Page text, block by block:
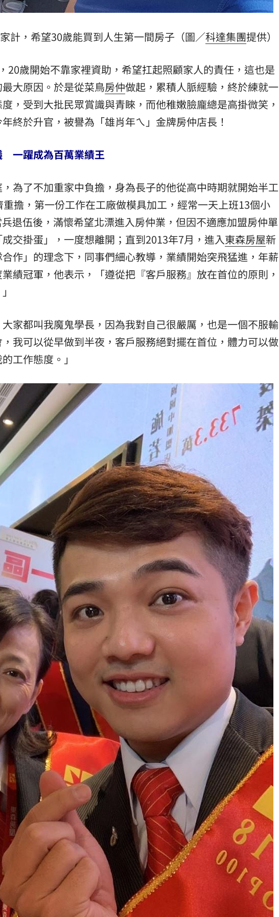
計，希望30歲能買到人生第一間房子（圖／科達集團提供）
20歲開始不靠家裡資助，希望扛起照顧家人的責任，這也是
大原因。於是從菜鳥房仲做起，累積人脈經驗，終於練就一
，受到大批民眾賞識與青睞，而他稚嫩臉龐總是高掛微笑，
終於升官，被譽為「雄肖年ㄟ」金牌房仲店長！
一躍成為百萬業績王
為了不加重家中負擔，身為長子的他從高中時期就開始半工
擔，第一份工作在工廠做模具加工，經常一天上班13個小
退伍後，滿懷希望北漂進入房仲業，但因不適應加盟房仲單
交掛蛋」，一度想離開；直到2013年7月，進入東森房屋新
作」的理念下，同事們細心教導，業績開始突飛猛進，年薪
績冠軍，他表示，「遵從把『客戶服務』放在首位的原則，
家都叫我魔鬼學長，因為我對自己很嚴厲，也是一個不服輸
我可以從早做到半夜，客戶服務絕對擺在首位，體力可以做
工作態度。」